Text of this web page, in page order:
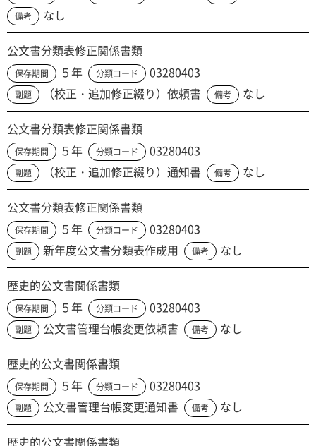
備考 なし
公文書分類表修正関係書類
保存期間 ５年 分類コード 03280403
副題 （校正・追加修正綴り）依頼書 備考 なし
公文書分類表修正関係書類
保存期間 ５年 分類コード 03280403
副題 （校正・追加修正綴り）通知書 備考 なし
公文書分類表修正関係書類
保存期間 ５年 分類コード 03280403
副題 新年度公文書分類表作成用 備考 なし
歴史的公文書関係書類
保存期間 ５年 分類コード 03280403
副題 公文書管理台帳変更依頼書 備考 なし
歴史的公文書関係書類
保存期間 ５年 分類コード 03280403
副題 公文書管理台帳変更通知書 備考 なし
歴史的公文書関係書類